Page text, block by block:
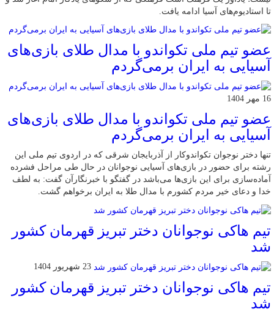
تا استادیوم‌های آسیا ادامه یافت.
عضو تیم ملی تکواندو با مدال طلای بازی‌های
آسیایی به ایران برمی‌گردم
16 مهر 1404
عضو تیم ملی تکواندو با مدال طلای بازی‌های
آسیایی به ایران برمی‌گردم
تنها دختر نوجوان تکواندوکار از آذربایجان شرقی که در اردوی تیم ملی این
رشته برای حضور در بازی‌های آسیایی نوجوانان در حال طی مراحل فشرده
آماده‌سازی برای این بازی‌ها می‌باشد در گفتگو با خبرنگارآن گفت: به لطف
خدا و دعای خیر مردم کشورم با مدال طلا به ایران برخواهم گشت.
تیم هاکی نوجوانان دختر تبریز قهرمان کشور
شد
23 شهریور 1404
تیم هاکی نوجوانان دختر تبریز قهرمان کشور
شد